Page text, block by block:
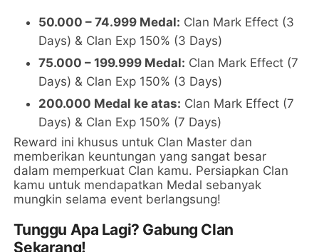
50.000 – 74.999 Medal: Clan Mark Effect (3
Days) & Clan Exp 150% (3 Days)
75.000 – 199.999 Medal: Clan Mark Effect (7
Days) & Clan Exp 150% (3 Days)
200.000 Medal ke atas: Clan Mark Effect (7
Days) & Clan Exp 150% (7 Days)
Reward ini khusus untuk Clan Master dan
memberikan keuntungan yang sangat besar
dalam memperkuat Clan kamu. Persiapkan Clan
kamu untuk mendapatkan Medal sebanyak
mungkin selama event berlangsung!
Tunggu Apa Lagi? Gabung Clan
Sekarang!